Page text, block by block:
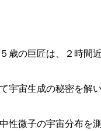
の巨匠は、２時
宇宙生成の秘密を
微子の宇宙分布を